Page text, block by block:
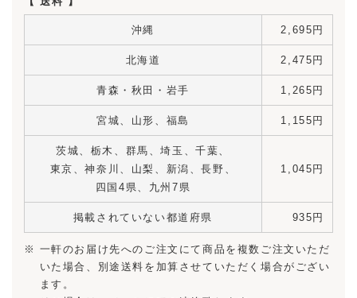
沖縄 2,695円
北海道 2,475円
青森・秋田・岩手 1,265円
宮城、山形、福島 1,155円
茨城、栃木、群馬、埼玉、千葉、
東京、神奈川、 山梨、新潟、長野、
四国4県、九州7県
1,045円
掲載されていない都道府県 935円
一軒のお届け先へのご注文にて商品を複数ご注文いただ
いた場合、別途送料を加算させていただく場合がござい
ます。